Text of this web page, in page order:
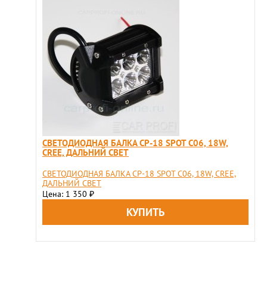
СВЕТОДИОДНАЯ БАЛКА CP-18 SPOT C06, 18W,
CREE, ДАЛЬНИЙ СВЕТ
СВЕТОДИОДНАЯ БАЛКА CP-18 SPOT C06, 18W, CREE,
ДАЛЬНИЙ СВЕТ
Цена: 1 350 ₽